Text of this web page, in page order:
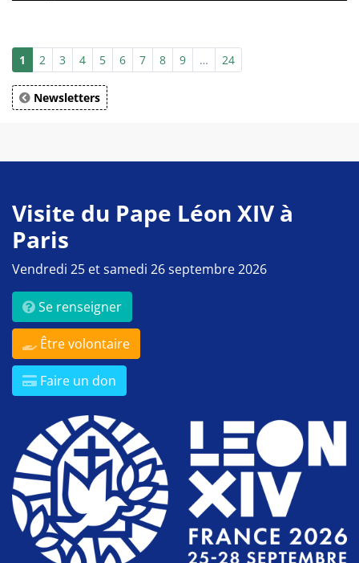
1 2 3 4 5 6 7 8 9 … 24
Newsletters
Visite du Pape Léon XIV à
Paris
Vendredi 25 et samedi 26 septembre 2026
Se renseigner
Être volontaire
Faire un don